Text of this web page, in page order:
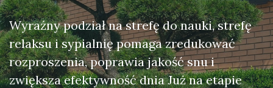
Wyraźny podział na strefę do nauki, strefę
relaksu i sypialnię pomaga zredukować
rozproszenia, poprawia jakość snu i
zwiększa efektywność dnia Już na etapie